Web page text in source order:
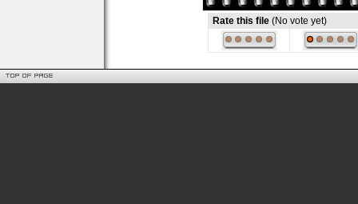
Rate this file (No vote yet)